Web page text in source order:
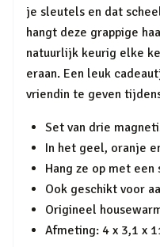
je sleutels en dat
hangt deze grappige
natuurlijk keurig elke
eraan. Een leuk
vriendin te geven
Set van drie
In het geel, oranje
Hang ze op met
Ook geschikt voor
Origineel
Afmeting: 4 x 3,1 x